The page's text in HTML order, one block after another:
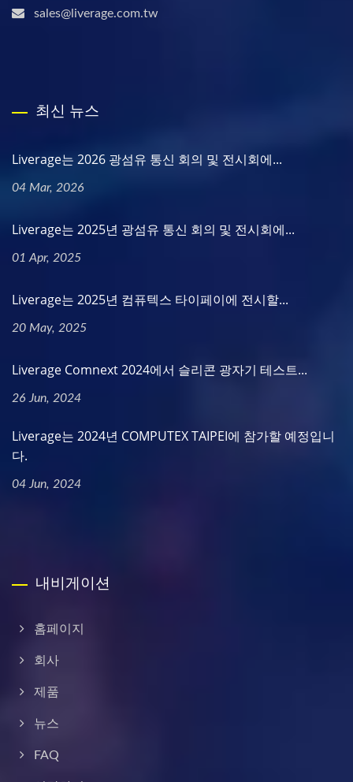
sales@liverage.com.tw
최신 뉴스
Liverage는 2026 광섬유 통신 회의 및 전시회에...
04 Mar, 2026
Liverage는 2025년 광섬유 통신 회의 및 전시회에...
01 Apr, 2025
Liverage는 2025년 컴퓨텍스 타이페이에 전시할...
20 May, 2025
Liverage Comnext 2024에서 슬리콘 광자기 테스트...
26 Jun, 2024
Liverage는 2024년 COMPUTEX TAIPEI에 참가할 예정입니
다.
04 Jun, 2024
내비게이션
홈페이지
회사
제품
뉴스
FAQ